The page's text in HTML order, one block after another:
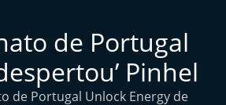
Oficinas
J
o
de Portugal
Pinhel